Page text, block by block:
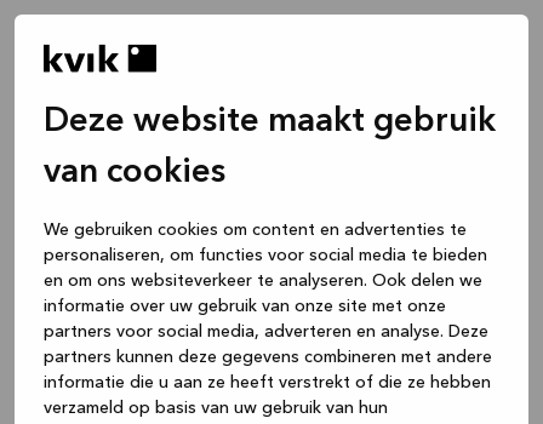
Deze website maakt gebruik
van cookies
We gebruiken cookies om content en advertenties te
personaliseren, om functies voor social media te bieden
en om ons websiteverkeer te analyseren. Ook delen we
informatie over uw gebruik van onze site met onze
partners voor social media, adverteren en analyse. Deze
partners kunnen deze gegevens combineren met andere
informatie die u aan ze heeft verstrekt of die ze hebben
verzameld op basis van uw gebruik van hun